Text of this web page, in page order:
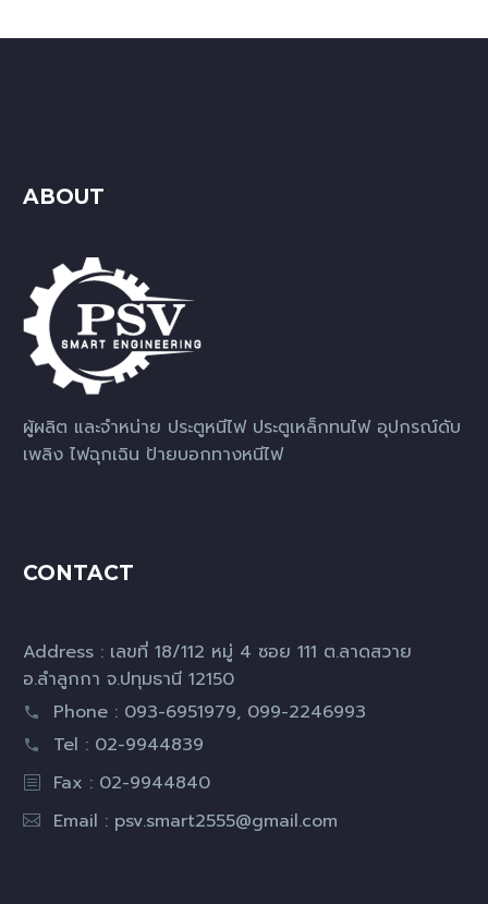
ABOUT
ผู้ผลิต และจำหน่าย ประตูหนีไฟ ประตูเหล็กทนไฟ อุปกรณ์ดับ
เพลิง ไฟฉุกเฉิน ป้ายบอกทางหนีไฟ
CONTACT
Address : เลขที่ 18/112 หมู่ 4 ซอย 111 ต.ลาดสวาย
อ.ลำลูกกา จ.ปทุมธานี 12150
Phone : 093-6951979, 099-2246993
Tel : 02-9944839
Fax : 02-9944840
Email : psv.smart2555@gmail.com